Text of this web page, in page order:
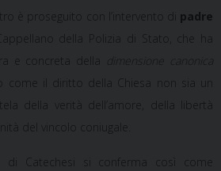
è proseguito con l’intervento di padre
della Polizia di Stato, che ha
e concreta della
come il diritto della Chiesa non sia un
della verità dell’amore, della libertà
del vincolo coniugale.
di Catechesi si conferma così come